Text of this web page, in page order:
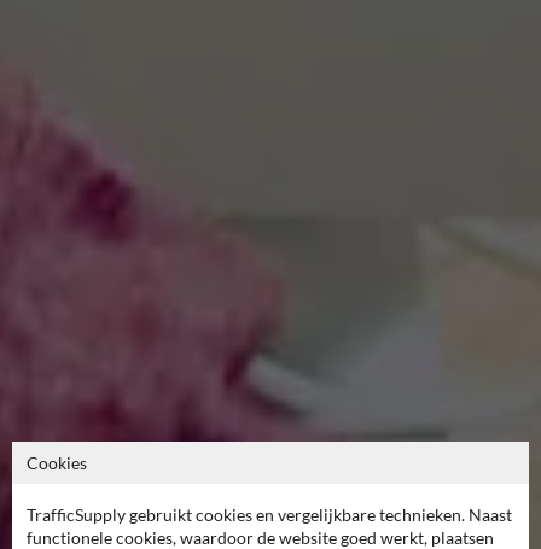
Cookies
TrafficSupply gebruikt cookies en vergelijkbare technieken. Naast
functionele cookies, waardoor de website goed werkt, plaatsen